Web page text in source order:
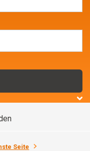
Seite